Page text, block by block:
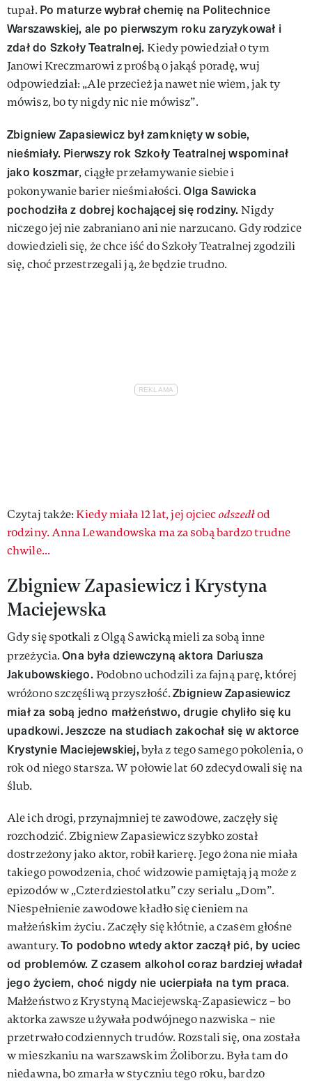
tupał. Po maturze wybrał chemię na Politechnice
Warszawskiej, ale po pierwszym roku zaryzykował i
zdał do Szkoły Teatralnej.Kiedy powiedział o tym
Janowi Kreczmarowi z prośbą o jakąś poradę, wuj
odpowiedział: „Ale przecież ja nawet nie wiem, jak ty
mówisz, bo ty nigdy nic nie mówisz”.
Zbigniew Zapasiewicz był zamknięty w sobie,
nieśmiały. Pierwszy rok Szkoły Teatralnej wspominał
jako koszmar, ciągłe przełamywanie siebie i
pokonywanie barier nieśmiałości.Olga Sawicka
pochodziła z dobrej kochającej się rodziny. Nigdy
niczego jej nie zabraniano ani nie narzucano. Gdy rodzice
dowiedzieli się, że chce iść do Szkoły Teatralnej zgodzili
się, choć przestrzegali ją, że będzie trudno.
Czytaj także:Kiedy miała 12 lat, jej ojciecodszedłod
rodziny. Anna Lewandowska ma za sobą bardzo trudne
chwile...
Zbigniew Zapasiewicz i Krystyna
Maciejewska
Gdy się spotkali z Olgą Sawicką mieli za sobą inne
przeżycia.Ona była dziewczyną aktora Dariusza
Jakubowskiego. Podobno uchodzili za fajną parę, której
wróżono szczęśliwą przyszłość.Zbigniew Zapasiewicz
miał za sobą jedno małżeństwo, drugie chyliło się ku
upadkowi.Jeszcze na studiach zakochał się w aktorce
Krystynie Maciejewskiej,była z tego samego pokolenia, o
rok od niego starsza. W połowie lat 60 zdecydowali się na
ślub.
Ale ich drogi, przynajmniej te zawodowe, zaczęły się
rozchodzić. Zbigniew Zapasiewicz szybko został
dostrzeżony jako aktor, robił karierę. Jego żona nie miała
takiego powodzenia, choć widzowie pamiętają ją może z
epizodów w „Czterdziestolatku” czy serialu „Dom”.
Niespełnienie zawodowe kładło się cieniem na
małżeńskim życiu. Zaczęły się kłótnie, a czasem głośne
awantury.To podobno wtedy aktor zaczął pić, by uciec
od problemów. Z czasem alkohol coraz bardziej władał
jego życiem, choć nigdy nie ucierpiała na tym praca.
Małżeństwo z Krystyną Maciejewską-Zapasiewicz – bo
aktorka zawsze używała podwójnego nazwiska – nie
przetrwało codziennych trudów. Rozstali się, ona została
w mieszkaniu na warszawskim Żoliborzu. Była tam do
niedawna, bo zmarła w styczniu tego roku, bardzo